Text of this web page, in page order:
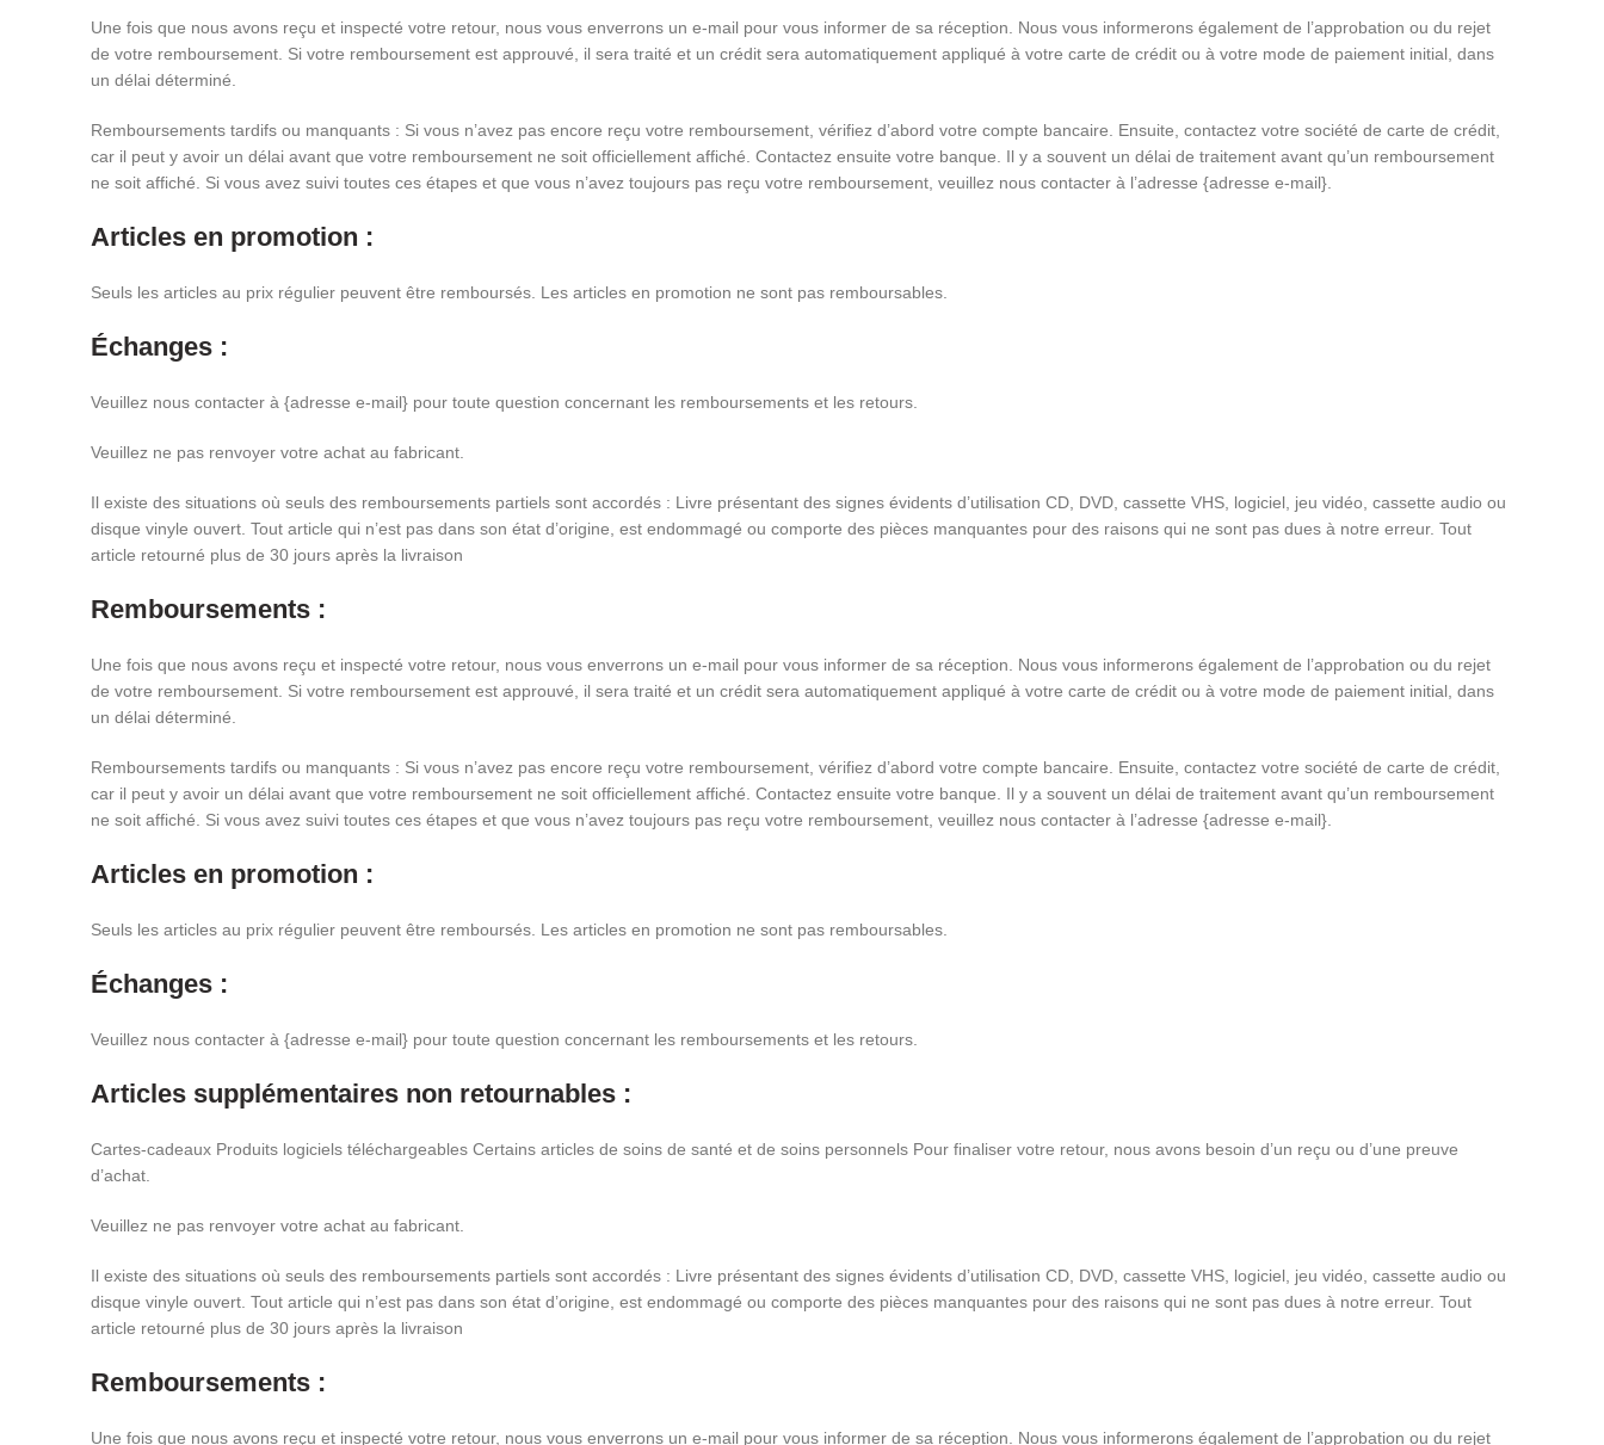
Une fois que nous avons reçu et inspecté votre retour, nous vous enverrons un e-mail pour vous informer de sa réception. Nous vous informerons également de l’approbation ou du rejet
de votre remboursement. Si votre remboursement est approuvé, il sera traité et un crédit sera automatiquement appliqué à votre carte de crédit ou à votre mode de paiement initial, dans
un délai déterminé.
Remboursements tardifs ou manquants : Si vous n’avez pas encore reçu votre remboursement, vérifiez d’abord votre compte bancaire. Ensuite, contactez votre société de carte de crédit,
car il peut y avoir un délai avant que votre remboursement ne soit officiellement affiché. Contactez ensuite votre banque. Il y a souvent un délai de traitement avant qu’un remboursement
ne soit affiché. Si vous avez suivi toutes ces étapes et que vous n’avez toujours pas reçu votre remboursement, veuillez nous contacter à l’adresse {adresse e-mail}.
Articles en promotion :
Seuls les articles au prix régulier peuvent être remboursés. Les articles en promotion ne sont pas remboursables.
Échanges :
Veuillez nous contacter à {adresse e-mail} pour toute question concernant les remboursements et les retours.
Veuillez ne pas renvoyer votre achat au fabricant.
Il existe des situations où seuls des remboursements partiels sont accordés : Livre présentant des signes évidents d’utilisation CD, DVD, cassette VHS, logiciel, jeu vidéo, cassette audio ou
disque vinyle ouvert. Tout article qui n’est pas dans son état d’origine, est endommagé ou comporte des pièces manquantes pour des raisons qui ne sont pas dues à notre erreur. Tout
article retourné plus de 30 jours après la livraison
Remboursements :
Une fois que nous avons reçu et inspecté votre retour, nous vous enverrons un e-mail pour vous informer de sa réception. Nous vous informerons également de l’approbation ou du rejet
de votre remboursement. Si votre remboursement est approuvé, il sera traité et un crédit sera automatiquement appliqué à votre carte de crédit ou à votre mode de paiement initial, dans
un délai déterminé.
Remboursements tardifs ou manquants : Si vous n’avez pas encore reçu votre remboursement, vérifiez d’abord votre compte bancaire. Ensuite, contactez votre société de carte de crédit,
car il peut y avoir un délai avant que votre remboursement ne soit officiellement affiché. Contactez ensuite votre banque. Il y a souvent un délai de traitement avant qu’un remboursement
ne soit affiché. Si vous avez suivi toutes ces étapes et que vous n’avez toujours pas reçu votre remboursement, veuillez nous contacter à l’adresse {adresse e-mail}.
Articles en promotion :
Seuls les articles au prix régulier peuvent être remboursés. Les articles en promotion ne sont pas remboursables.
Échanges :
Veuillez nous contacter à {adresse e-mail} pour toute question concernant les remboursements et les retours.
Articles supplémentaires non retournables :
Cartes-cadeaux Produits logiciels téléchargeables Certains articles de soins de santé et de soins personnels Pour finaliser votre retour, nous avons besoin d’un reçu ou d’une preuve
d’achat.
Veuillez ne pas renvoyer votre achat au fabricant.
Il existe des situations où seuls des remboursements partiels sont accordés : Livre présentant des signes évidents d’utilisation CD, DVD, cassette VHS, logiciel, jeu vidéo, cassette audio ou
disque vinyle ouvert. Tout article qui n’est pas dans son état d’origine, est endommagé ou comporte des pièces manquantes pour des raisons qui ne sont pas dues à notre erreur. Tout
article retourné plus de 30 jours après la livraison
Remboursements :
Une fois que nous avons reçu et inspecté votre retour, nous vous enverrons un e-mail pour vous informer de sa réception. Nous vous informerons également de l’approbation ou du rejet